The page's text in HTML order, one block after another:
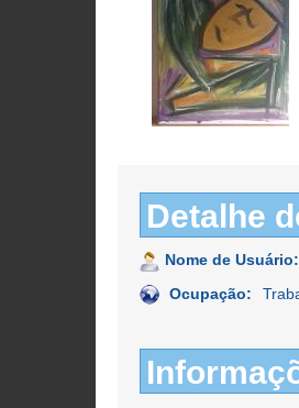
Detalhe
Nome de Usuário:
Ocupação: